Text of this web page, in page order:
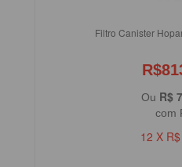
Filtro Canister
Ou R$
com
12 X